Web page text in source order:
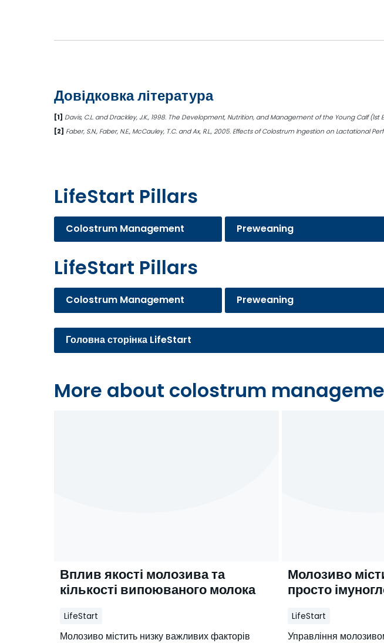
Довідковка література
[1] Davis, C.L. and Drackley, J.K., 1998. The Development, Nutrition, and Management of the Young Calf (1st
[2] Faber, S.N., Faber, N.E., McCauley, T.C. and Ax, R.L., 2005. Effects of Colostrum Ingestion on Lactational
LifeStart Pillars
Colostrum Management Preweaning
LifeStart Pillars
Colostrum Management Preweaning
Головна сторінка LifeStart
More about colostrum
Вплив якості молозива та
кількості випоюваного молока
LifeStart
Молозиво містить низку важливих факторів
Молозиво
просто
LifeStart
Управління